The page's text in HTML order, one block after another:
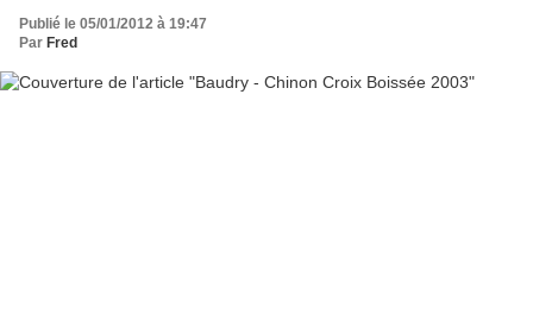
Publié le 05/01/2012 à 19:47
Par Fred